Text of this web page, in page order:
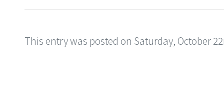
This entry was posted on Saturday, October